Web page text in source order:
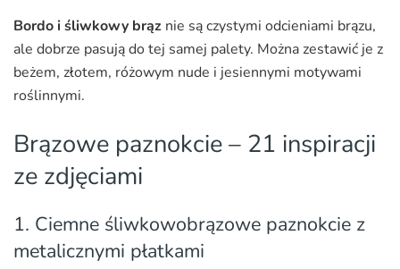
Bordo i śliwkowy brąz nie są czystymi odcieniami brązu,
ale dobrze pasują do tej samej palety. Można zestawić je z
beżem, złotem, różowym nude i jesiennymi motywami
roślinnymi.
Brązowe paznokcie – 21 inspiracji
ze zdjęciami
1. Ciemne śliwkowobrązowe paznokcie z
metalicznymi płatkami